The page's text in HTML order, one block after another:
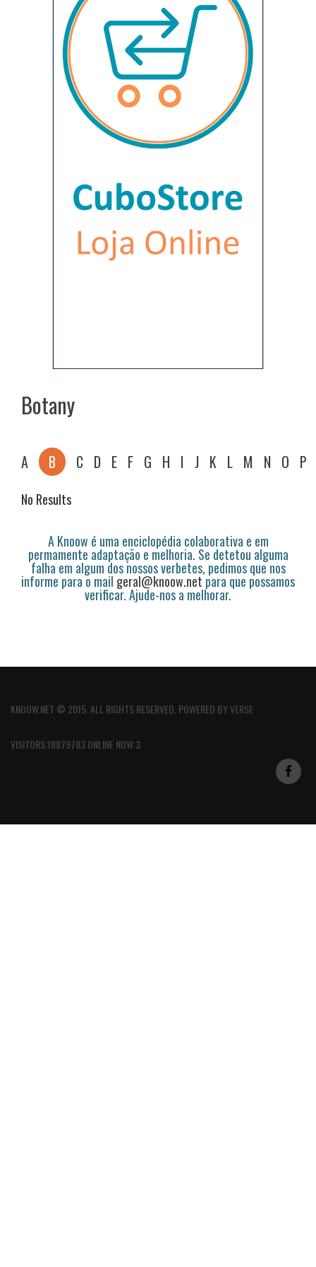
Botany
A B C D E F G H I J K L M N O P
No Results
A Knoow é uma enciclopédia colaborativa e em
permamente adaptação e melhoria. Se detetou alguma
falha em algum dos nossos verbetes, pedimos que nos
informe para o mail geral@knoow.netpara que possamos
verificar. Ajude-nos a melhorar.
KNOOW.NET © 2015. ALL RIGHTS RESERVED. POWERED BYVERSE
VISITORS:18879783 ONLINE NOW:3